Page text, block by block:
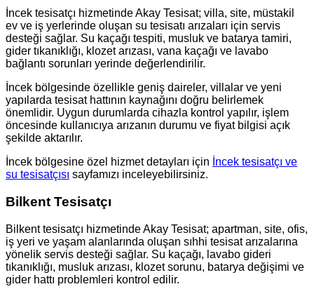
İncek tesisatçı hizmetinde Akay Tesisat; villa, site, müstakil
ev ve iş yerlerinde oluşan su tesisatı arızaları için servis
desteği sağlar. Su kaçağı tespiti, musluk ve batarya tamiri,
gider tıkanıklığı, klozet arızası, vana kaçağı ve lavabo
bağlantı sorunları yerinde değerlendirilir.
İncek bölgesinde özellikle geniş daireler, villalar ve yeni
yapılarda tesisat hattının kaynağını doğru belirlemek
önemlidir. Uygun durumlarda cihazla kontrol yapılır, işlem
öncesinde kullanıcıya arızanın durumu ve fiyat bilgisi açık
şekilde aktarılır.
İncek bölgesine özel hizmet detayları için İncek tesisatçı ve
su tesisatçısı sayfamızı inceleyebilirsiniz.
Bilkent Tesisatçı
Bilkent tesisatçı hizmetinde Akay Tesisat; apartman, site, ofis,
iş yeri ve yaşam alanlarında oluşan sıhhi tesisat arızalarına
yönelik servis desteği sağlar. Su kaçağı, lavabo gideri
tıkanıklığı, musluk arızası, klozet sorunu, batarya değişimi ve
gider hattı problemleri kontrol edilir.